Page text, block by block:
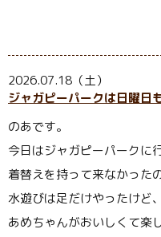
2026.07.18（土）
ジャガピーパークは日曜日
のあです。
今日はジャガピーパークに
着替えを持って来なかったの
水遊びは足だけやったけど、
あめちゃんがおいしくて楽